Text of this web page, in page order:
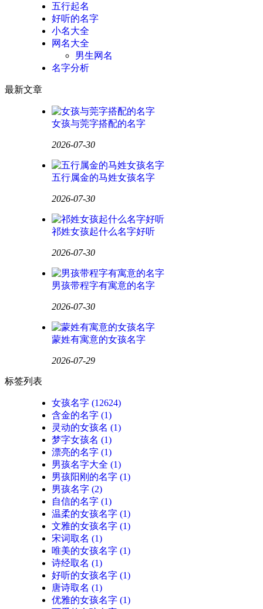
五行起名
好听的名字
小名大全
网名大全
男生网名
名字分析
最新文章
女孩与莞字搭配的名字
2026-07-30
五行属金的马姓女孩名字
2026-07-30
祁姓女孩起什么名字好听
2026-07-30
男孩带程字有寓意的名字
2026-07-30
蒙姓有寓意的女孩名字
2026-07-29
标签列表
女孩名字 (12624)
含金的名字 (1)
灵动的女孩名 (1)
梦字女孩名 (1)
漂亮的名字 (1)
男孩名字大全 (1)
男孩阳刚的名字 (1)
男孩名字 (2)
自信的名字 (1)
温柔的女孩名字 (1)
文雅的女孩名字 (1)
宋词取名 (1)
唯美的女孩名字 (1)
诗经取名 (1)
好听的女孩名字 (1)
唐诗取名 (1)
优雅的女孩名字 (1)